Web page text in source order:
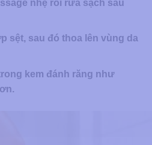
nhẹ rồi rửa sạch sau
sệt, sau đó thoa lên vùng da
kem đánh răng như